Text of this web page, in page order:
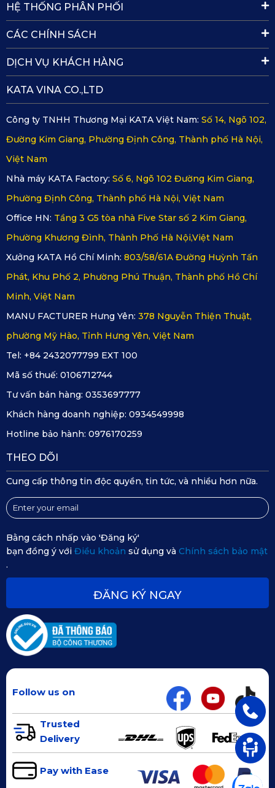
KD001 Pro và KD002 Pro đều sử dụng cảm biến hiện
đại, cho hình ảnh rõ nét trong mọi điều kiện ánh sáng,
giúp ghi lại toàn bộ hành trình một cách chân thực.
Cảnh báo giới hạn tốc độ, vị trí lắp camera phạt nguội:
Tính năng cảnh báo giúp tài xế chủ động điều chỉnh tốc
độ, tuân thủ luật giao thông và tránh bị phạt không đáng
có.
Lưu trữ video thông minh, xem lại dễ dàng: Video được
lưu tự động và có thể xem lại qua điện thoại trên app
KATA Dash Cam.
Được bảo hành chính hãng 12 tháng: Mọi sản phẩm
camera hành trình KATA đều được bảo hành 12 tháng,
hỗ trợ sửa chữa khi phát sinh lỗi kỹ thuật từ nhà sản xuất.
Dễ dàng lắp đặt ngay tại nhà: Với thiết kế nhỏ gọn,
camera hành trình KATA có thể tự lắp đặt mà không cần
can thiệp vào hệ thống điện của xe. KATA cũng cung cấp
video hướng dẫn chi tiết giúp người dùng thao tác nhanh
chóng.
Hướng dẫn lắp đặt camera hành trình KATA
3. Địa chỉ mua camera hành trình
chính hãng KATA cho xe Lexus RX
200T
Để đảm bảo chất lượng và quyền lợi bảo hành, bạn nên
HỆ THỐNG PHÂN PHỐI
CÁC CHÍNH SÁCH
DỊCH VỤ KHÁCH HÀNG
KATA VINA CO.,LTD
Công ty TNHH Thương Mại KATA Việt Nam: Số 14, Ngõ 102,
Đường Kim Giang, Phường Định Công, Thành phố Hà Nội,
Việt Nam
Nhà máy KATA Factory: Số 6, Ngõ 102 Đường Kim Giang,
Phường Định Công, Thành phố Hà Nội, Việt Nam
Office HN: Tầng 3 G5 tòa nhà Five Star số 2 Kim Giang,
Phường Khương Đình, Thành Phố Hà Nội,Việt Nam
Xưởng KATA Hồ Chí Minh: 803/58/61A Đường Huỳnh Tấn
Phát, Khu Phố 2, Phường Phú Thuận, Thành phố Hồ Chí
Minh, Việt Nam
MANU FACTURER Hưng Yên: 378 Nguyễn Thiện Thuật,
phường Mỹ Hào, Tỉnh Hưng Yên, Việt Nam
Tel: +84 2432077799 EXT 100
Mã số thuế: 0106712744
Tư vấn bán hàng: 0353697777
Khách hàng doanh nghiệp: 0934549998
Hotline bảo hành: 0976170259
THEO DÕI
Cung cấp thông tin độc quyền, tin tức, và nhiều hơn nữa.
Bằng cách nhấp vào 'Đăng ký'
bạn đồng ý với Điều khoản sử dụng và Chính sách bảo mật
.
ĐĂNG KÝ NGAY
Follow us on
Trusted
Delivery
Pay with Ease